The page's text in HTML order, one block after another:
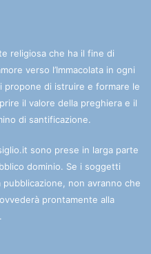
religiosa che ha il fine di
verso l’Immacolata in ogni
propone di istruire e formare le
il valore della preghiera e il
di santificazione.
sono prese in larga parte
dominio. Se i soggetti
non avranno che
prontamente alla